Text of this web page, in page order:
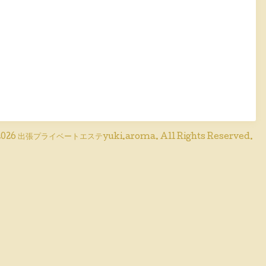
出張プライベートエステyuki.aroma. All Rights Reserved.